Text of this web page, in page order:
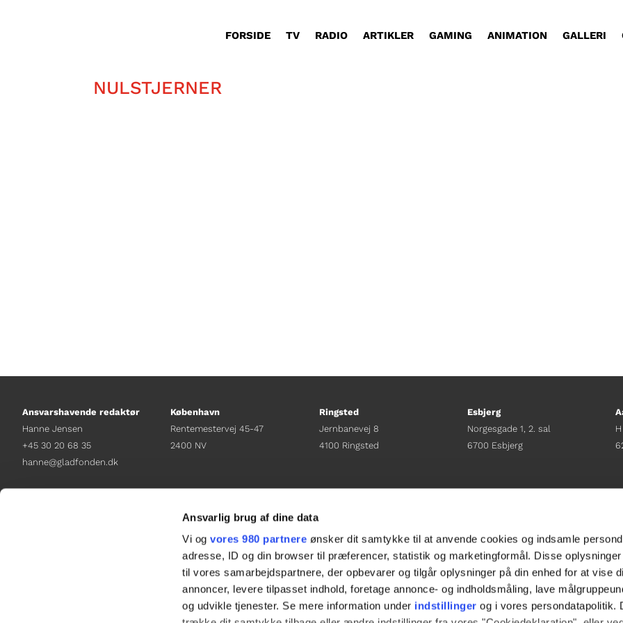
Ansvarlig brug af dine data
Vi ogvores 980 partnere ønsker dit samtykke til at anvende cookies og indsamle
adresse, ID og din browser til præferencer, statistik og marketingformål. Disse
til vores samarbejdspartnere, der opbevarer og tilgår oplysninger på din enhed for at vise
annoncer, levere tilpasset indhold, foretage annonce- og indholdsmåling, lave
og udvikle tjenester. Se mere information under indstillinger og i vores persondatapolitik.
FORSIDE TV RADIO ARTIKLER GAMING ANIMATION GALLERI
NULSTJERNER
Ansvarshavende redaktør
Hanne Jensen
+45 30 20 68 35
hanne@gladfonden.dk
København
Rentemestervej 45-47
2400 NV
+45 38 12 01 00
Ringsted
Jernbanevej 8
4100 Ringsted
sacha.lw@gladfonden.dk
Esbjerg
Norgesgade 1, 2. sal
6700 Esbjerg
sanne.h@gladfonden.dk
   